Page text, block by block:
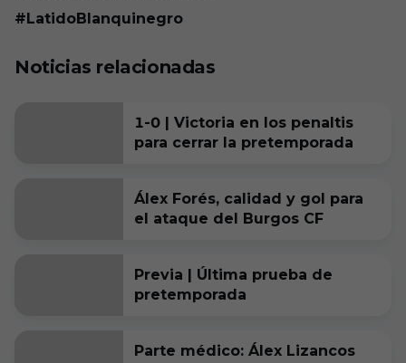
#LatidoBlanquinegro
Noticias relacionadas
1-0 | Victoria en los penaltis
para cerrar la pretemporada
Álex Forés, calidad y gol para
el ataque del Burgos CF
Previa | Última prueba de
pretemporada
Parte médico: Álex Lizancos